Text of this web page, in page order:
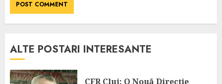
ALTE POSTARI INTERESANTE
CFR Cluj: O Nouă Direcție